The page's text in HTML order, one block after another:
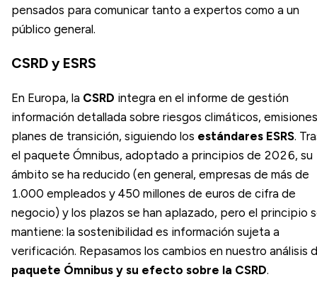
pensados para comunicar tanto a expertos como a un
público general.
CSRD y ESRS
En Europa, la CSRD integra en el informe de gestión
información detallada sobre riesgos climáticos,
planes de transición, siguiendo los estándares ESRS.
el paquete Ómnibus, adoptado a principios de 2026, su
ámbito se ha reducido (en general, empresas de más de
1.000 empleados y 450 millones de euros de cifra de
negocio) y los plazos se han aplazado, pero el principio
mantiene: la sostenibilidad es información sujeta a
verificación. Repasamos los cambios en nuestro análisis
paquete Ómnibus y su efecto sobre la CSRD.